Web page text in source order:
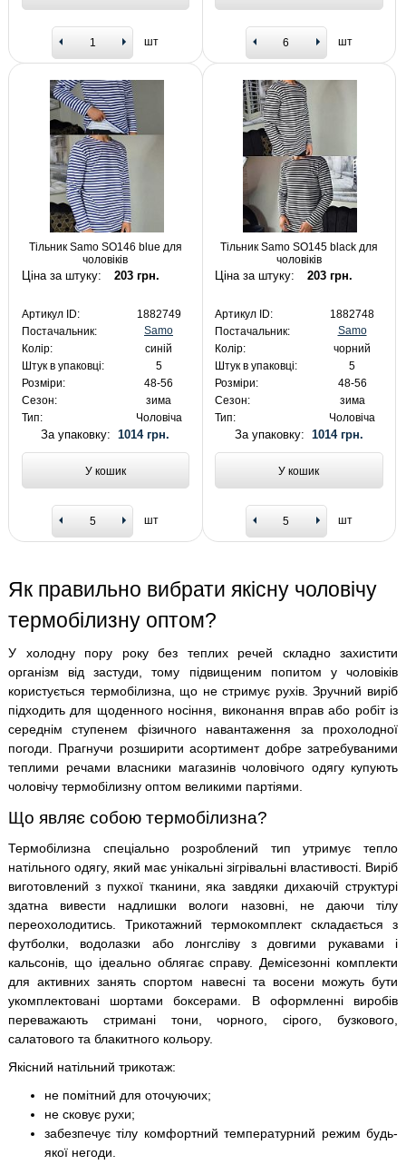
шт шт
Тільник Samo SO146 blue для
чоловіків
Ціна за штуку: 203 грн.
Артикул ID:
1882749
Постачальник:
Samo
Колір:
синій
Штук в упаковці:
5
Розміри:
48-56
Сезон:
зима
Тип:
Чоловіча
За упаковку:1014 грн.
У кошик
шт
Тільник Samo SO145 black для
чоловіків
Ціна за штуку: 203 грн.
Артикул ID:
1882748
Постачальник:
Samo
Колір:
чорний
Штук в упаковці:
5
Розміри:
48-56
Сезон:
зима
Тип:
Чоловіча
За упаковку: 1014 грн.
У кошик
шт
Як правильно вибрати якісну чоловічу
термобілизну оптом?
У холодну пору року без теплих речей складно захистити
організм від застуди, тому підвищеним попитом у чоловіків
користується термобілизна, що не стримує рухів. Зручний виріб
підходить для щоденного носіння, виконання вправ або робіт із
середнім ступенем фізичного навантаження за прохолодної
погоди. Прагнучи розширити асортимент добре затребуваними
теплими речами власники магазинів чоловічого одягу купують
чоловічу термобілизну оптом великими партіями.
Що являє собою термобілизна?
Термобілизна спеціально розроблений тип утримує тепло
натільного одягу, який має унікальні зігрівальні властивості. Виріб
виготовлений з пухкої тканини, яка завдяки дихаючій структурі
здатна вивести надлишки вологи назовні, не даючи тілу
переохолодитись. Трикотажний термокомплект складається з
футболки, водолазки або лонгсліву з довгими рукавами і
кальсонів, що ідеально облягає справу. Демісезонні комплекти
для активних занять спортом навесні та восени можуть бути
укомплектовані шортами боксерами. В оформленні виробів
переважають стримані тони, чорного, сірого, бузкового,
салатового та блакитного кольору.
Якісний натільний трикотаж:
не помітний для оточуючих;
не сковує рухи;
забезпечує тілу комфортний температурний режим будь-
якої негоди.